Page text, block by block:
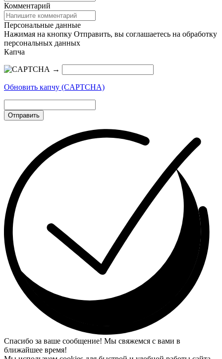
Комментарий
Персональные данные
Нажимая на кнопку Отправить, вы соглашаетесь на обработку
персональных данных
Капча
→
Обновить капчу (CAPTCHA)
Отправить
Спасибо за ваше сообщение! Мы свяжемся с вами в
ближайшее время!